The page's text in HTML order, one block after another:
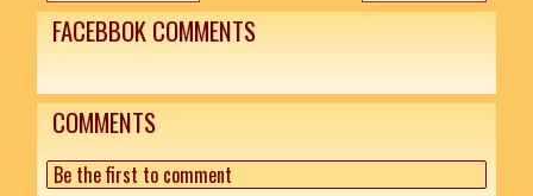
FACEBBOK COMMENTS
COMMENTS
Be the first to comment